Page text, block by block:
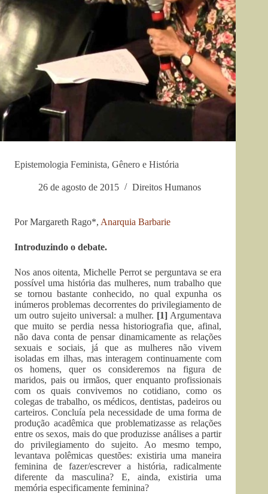
Epistemologia Feminista, Gênero e História
26 de agosto de 2015 Direitos Humanos
Por Margareth Rago*, Anarquia Barbarie
Introduzindo o debate.
Nos anos oitenta, Michelle Perrot se perguntava se era
possível uma história das mulheres, num trabalho que
se tornou bastante conhecido, no qual expunha os
inúmeros problemas decorrentes do privilegiamento de
um outro sujeito universal: a mulher. [1] Argumentava
que muito se perdia nessa historiografia que, afinal,
não dava conta de pensar dinamicamente as relações
sexuais e sociais, já que as mulheres não vivem
isoladas em ilhas, mas interagem continuamente com
os homens, quer os consideremos na figura de
maridos, pais ou irmãos, quer enquanto profissionais
com os quais convivemos no cotidiano, como os
colegas de trabalho, os médicos, dentistas, padeiros ou
carteiros. Concluía pela necessidade de uma forma de
produção acadêmica que problematizasse as relações
entre os sexos, mais do que produzisse análises a partir
do privilegiamento do sujeito. Ao mesmo tempo,
levantava polêmicas questões: existiria uma maneira
feminina de fazer/escrever a história, radicalmente
diferente da masculina? E, ainda, existiria uma
memória especificamente feminina?